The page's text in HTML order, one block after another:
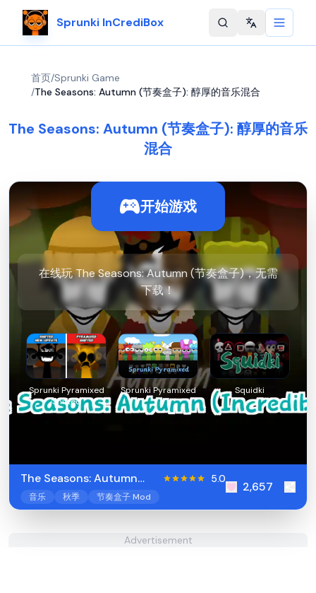
Sprunki InCrediBox Change
首页/Sprunki Game
/The Seasons: Autumn (节奏盒子): 醇厚的音乐混合
The Seasons: Autumn (节奏盒子): 醇厚的音乐
混合
开始游戏
在线玩 The Seasons: Autumn (节奏盒子)，无需
下载！
Sprunki Pyramixed
Shifted
Sprunki Pyramixed Squidki
The Seasons: Autumn
(Incredibox)
5.0
音乐 秋季 节奏盒子 Mod
2,657
Advertisement